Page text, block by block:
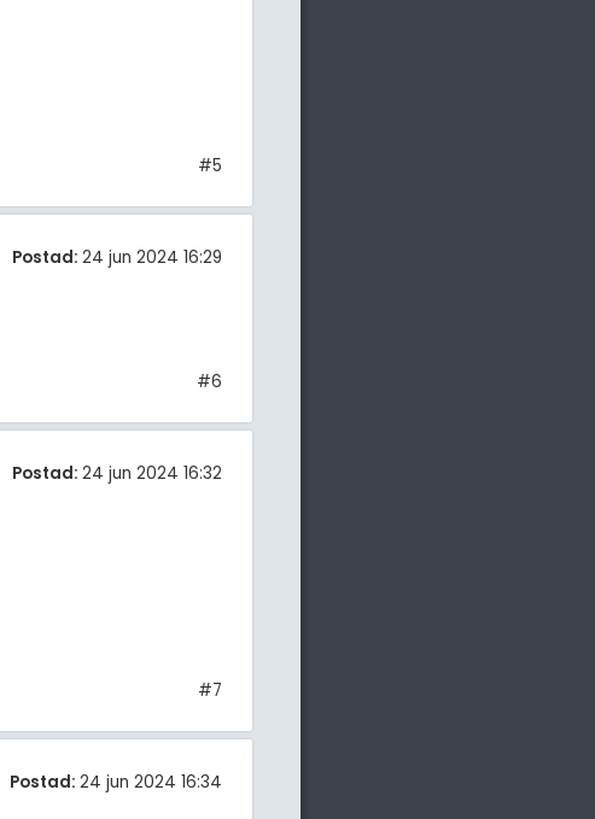
#5
Postad: 24 jun 2024 16:29
#6
Postad: 24 jun 2024 16:32
#7
Postad: 24 jun 2024 16:34